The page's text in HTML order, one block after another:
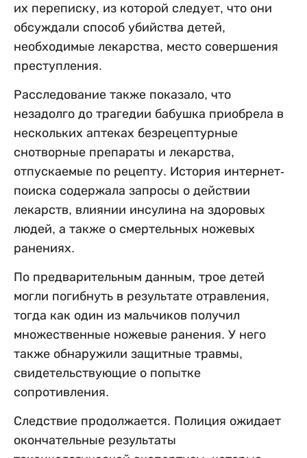
их переписку, из которой следует, что они
обсуждали способ убийства детей,
необходимые лекарства, место совершения
преступления.
Расследование также показало, что
незадолго до трагедии бабушка приобрела в
нескольких аптеках безрецептурные
снотворные препараты и лекарства,
отпускаемые по рецепту. История интернет-
поиска содержала запросы о действии
лекарств, влиянии инсулина на здоровых
людей, а также о смертельных ножевых
ранениях.
По предварительным данным, трое детей
могли погибнуть в результате отравления,
тогда как один из мальчиков получил
множественные ножевые ранения. У него
также обнаружили защитные травмы,
свидетельствующие о попытке
сопротивления.
Следствие продолжается. Полиция ожидает
окончательные результаты